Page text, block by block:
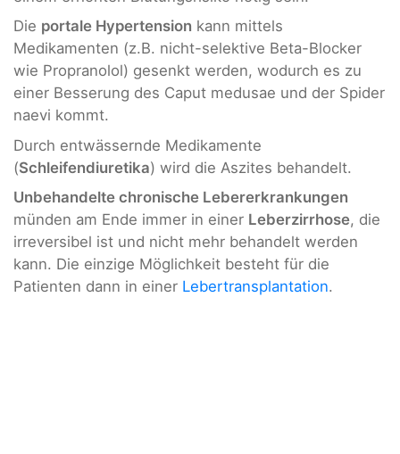
Die portale Hypertension kann mittels
Medikamenten (z.B. nicht-selektive Beta-Blocker
wie Propranolol) gesenkt werden, wodurch es zu
einer Besserung des Caput medusae und der Spider
naevi kommt.
Durch entwässernde Medikamente
(Schleifendiuretika) wird die Aszites behandelt.
Unbehandelte chronische Lebererkrankungen
münden am Ende immer in einer Leberzirrhose, die
irreversibel ist und nicht mehr behandelt werden
kann. Die einzige Möglichkeit besteht für die
Patienten dann in einer Lebertransplantation.